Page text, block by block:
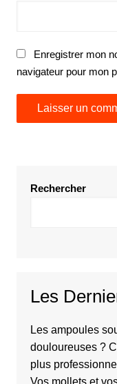
Enregistrer mon
navigateur pour mon
Rechercher
Les
Les ampoules
douloureuses ?
plus